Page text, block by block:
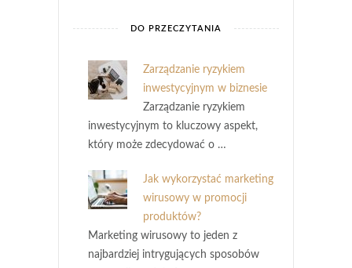
DO PRZECZYTANIA
Zarządzanie ryzykiem
inwestycyjnym w biznesie
Zarządzanie ryzykiem
inwestycyjnym to kluczowy aspekt,
który może zdecydować o …
Jak wykorzystać marketing
wirusowy w promocji
produktów?
Marketing wirusowy to jeden z
najbardziej intrygujących sposobów